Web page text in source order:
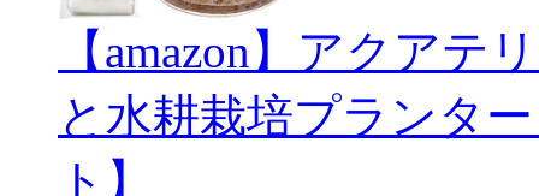
【amazon】アクアテ
と水耕栽培プランタ
ト】